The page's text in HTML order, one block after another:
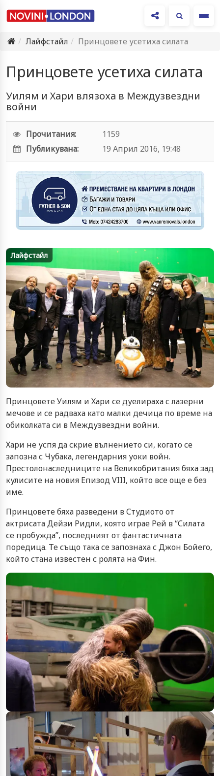
Лайфстайл
Принцовете усетиха силата
Принцовете усетиха силата
Уилям и Хари влязоха в Междузвездни
войни
Прочитания:
1159
Публикувана:
19 Април 2016, 19:48
Лайфстайл
Принцовете Уилям и Хари се дуелираха с лазерни
мечове и се радваха като малки дечица по време на
обиколката си в Междузвездни войни.
Хари не успя да скрие вълнението си, когато се
запозна с Чубака, легендарния уоки войн.
Престолонаследниците на Великобритания бяха зад
кулисите на новия Епизод VIII, който все още е без
име.
Принцовете бяха разведени в Студиото от
актрисата Дейзи Ридли, която играе Рей в “Силата
се пробужда”, последният от фантастичната
поредица. Те също така се запознаха с Джон Бойего,
който стана известен с ролята на Фин.